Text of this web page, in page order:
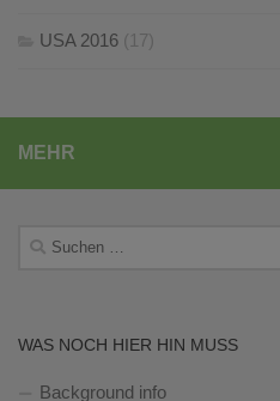
USA 2016 (17)
MEHR
Suchen
WAS NOCH HIER HIN MUSS
Background info